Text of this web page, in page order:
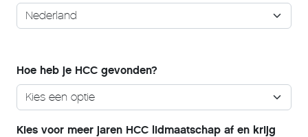
Hoe heb je HCC gevonden?
Kies voor meer jaren HCC lidmaatschap af en krijg